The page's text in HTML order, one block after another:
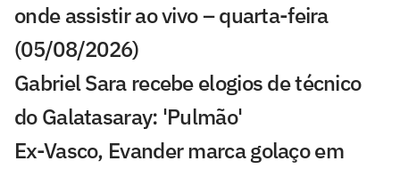
onde assistir ao vivo – quarta-feira
(05/08/2026)
Gabriel Sara recebe elogios de técnico
do Galatasaray: 'Pulmão'
Ex-Vasco, Evander marca golaço em